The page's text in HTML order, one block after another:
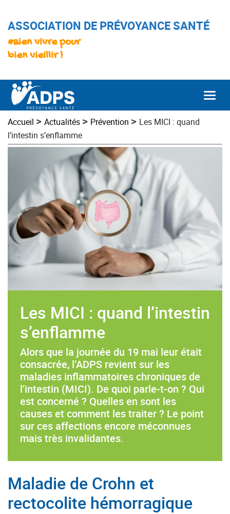
ASSOCIATION DE PRÉVOYANCE SANTÉ
#Bien vivre pour
bien vieillir !
Accueil > Actualités > Prévention > Les MICI : quand
l’intestin s’enflamme
Les MICI : quand l’intestin
s’enflamme
Alors que la journée du 19 mai leur était
consacrée, l’ADPS revient sur les
maladies inflammatoires chroniques de
l’intestin (MICI). De quoi parle-t-on ? Qui
est concerné ? Quelles en sont les
causes et comment les traiter ? Le point
sur ces affections encore méconnues
mais très invalidantes.
Maladie de Crohn et
rectocolite hémorragique